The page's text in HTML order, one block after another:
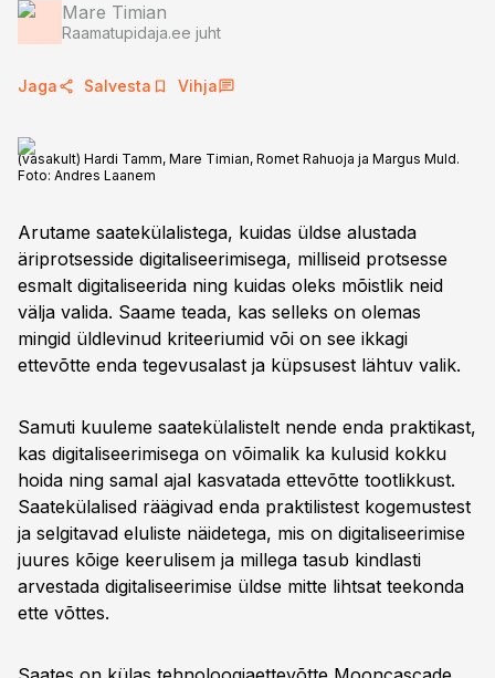
Mare Timian
Raamatupidaja.ee juht
Jaga Salvesta Vihja
(vasakult) Hardi Tamm, Mare Timian, Romet Rahuoja ja Margus Muld.
Foto: Andres Laanem
Arutame saatekülalistega, kuidas üldse alustada
äriprotsesside digitaliseerimisega, milliseid protsesse
esmalt digitaliseerida ning kuidas oleks mõistlik neid
välja valida. Saame teada, kas selleks on olemas
mingid üldlevinud kriteeriumid või on see ikkagi
ettevõtte enda tegevusalast ja küpsusest lähtuv valik.
Samuti kuuleme saatekülalistelt nende enda praktikast,
kas digitaliseerimisega on võimalik ka kulusid kokku
hoida ning samal ajal kasvatada ettevõtte tootlikkust.
Saatekülalised räägivad enda praktilistest kogemustest
ja selgitavad eluliste näidetega, mis on digitaliseerimise
juures kõige keerulisem ja millega tasub kindlasti
arvestada digitaliseerimise üldse mitte lihtsat teekonda
ette võttes.